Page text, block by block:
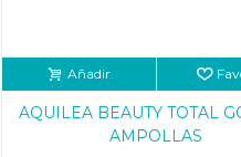
Añadir
AQUILEA BEAUTY TOTAL
AMPOLLAS